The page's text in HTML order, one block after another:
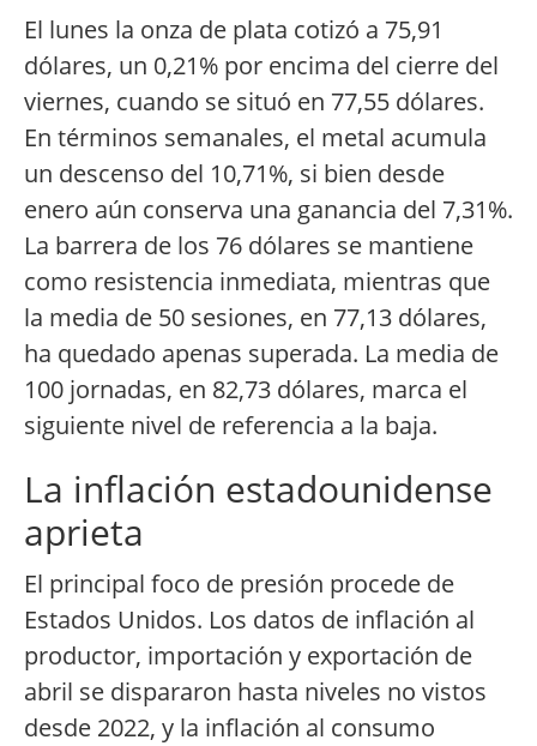
El lunes la onza de plata cotizó a 75,91
dólares, un 0,21% por encima del cierre del
viernes, cuando se situó en 77,55 dólares.
En términos semanales, el metal acumula
un descenso del 10,71%, si bien desde
enero aún conserva una ganancia del 7,31%.
La barrera de los 76 dólares se mantiene
como resistencia inmediata, mientras que
la media de 50 sesiones, en 77,13 dólares,
ha quedado apenas superada. La media de
100 jornadas, en 82,73 dólares, marca el
siguiente nivel de referencia a la baja.
La inflación estadounidense
aprieta
El principal foco de presión procede de
Estados Unidos. Los datos de inflación al
productor, importación y exportación de
abril se dispararon hasta niveles no vistos
desde 2022, y la inflación al consumo